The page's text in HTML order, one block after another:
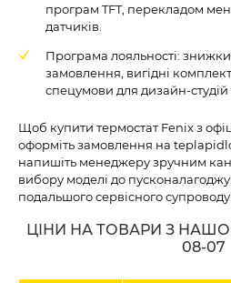
програм TFT, перекладом
датчиків.
Програма лояльності:
замовлення, вигідні
спецумови для дизайн-
Щоб купити термостат Fenix з
оформіть замовлення на
напишіть менеджеру зручним
вибору моделі до
подальшого сервісного супроводу.
ЦІНИ НА ТОВАРИ З
08-07